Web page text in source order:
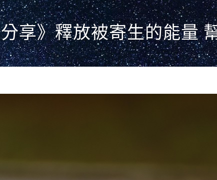
享》釋放被寄生的能量